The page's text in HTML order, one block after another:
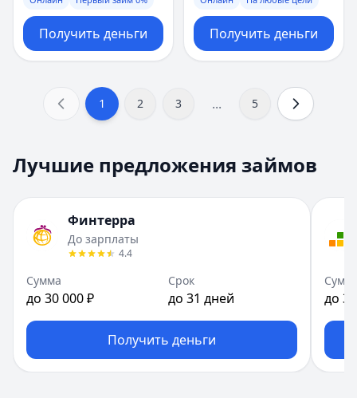
Получить деньги Получить деньги
1 2 3 ... 5
Лучшие предложения займов
Финтерра
До зарплаты
4.4
Сумма
до 30 000 ₽
Срок
до 31 дней
Получить деньги
до